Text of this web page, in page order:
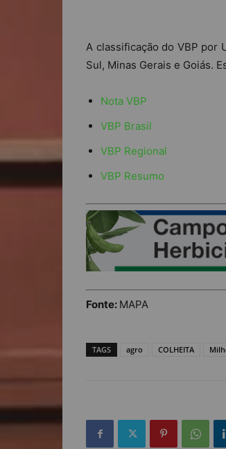
A classificação do VBP por
Sul, Minas Gerais e Goiás.
Nota VBP
VBP Brasil
VBP Regional
VBP Resumo
Fonte: MAPA
TAGS agro COLHEITA